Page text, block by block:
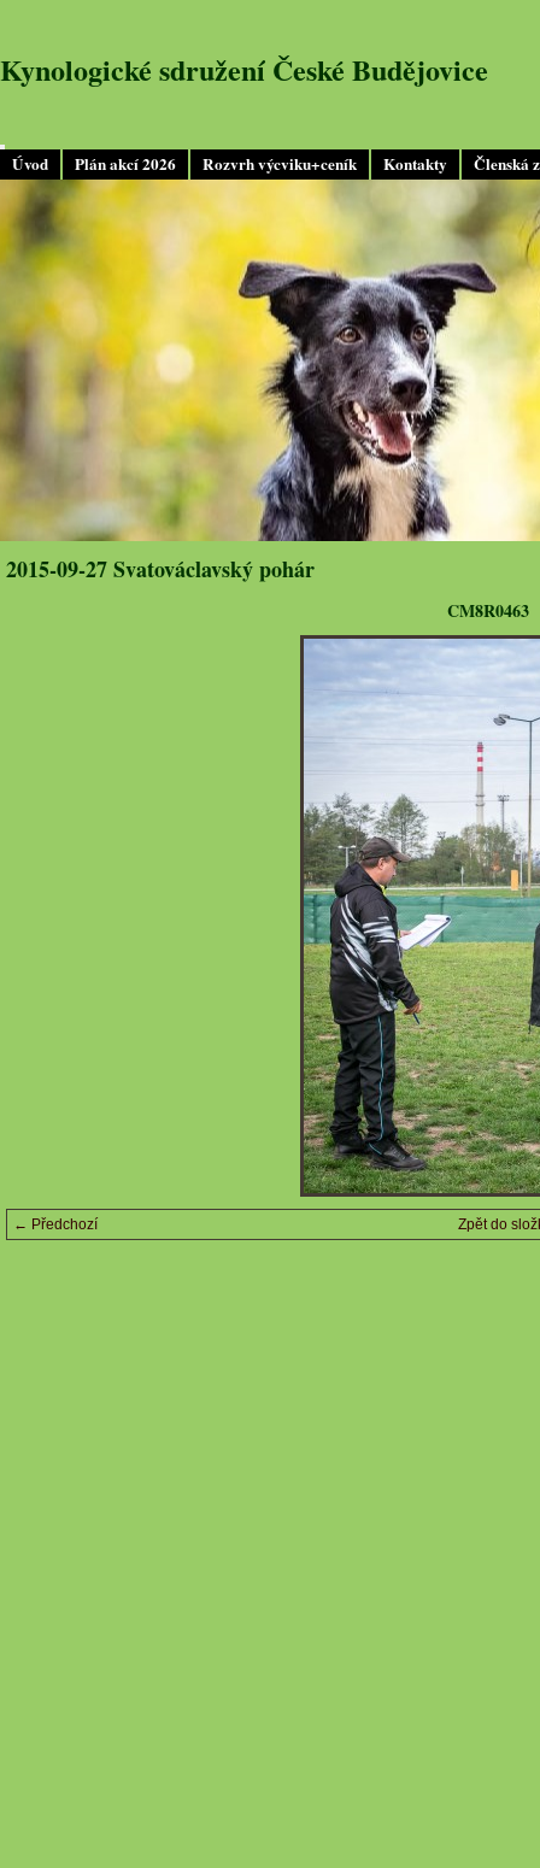
Úvod Plán akcí 2026 Rozvrh výcviku+ceník Kontakty Členská
Kynologické sdružení České Budějovice
2015-09-27 Svatováclavský pohár
CM8R0463
← Předchozí Zpět do